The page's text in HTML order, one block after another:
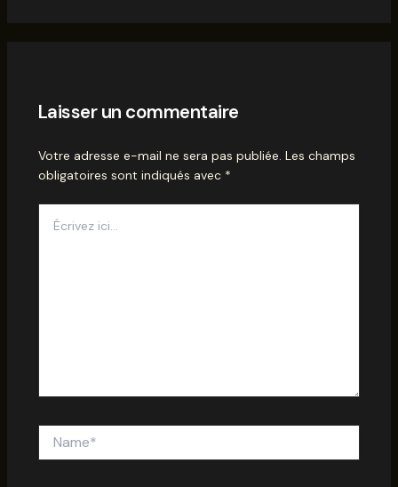
Laisser un commentaire
Votre adresse e-mail ne sera pas publiée. Les champs
obligatoires sont indiqués avec *
ici…